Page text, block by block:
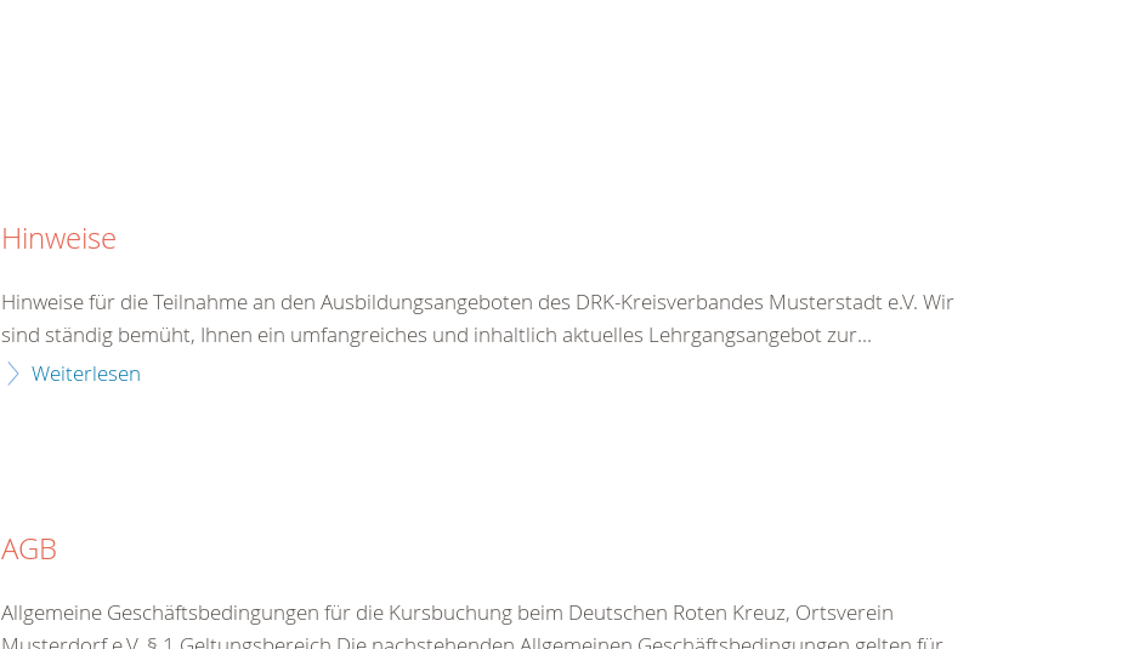
Hinweise
Hinweise für die Teilnahme an den Ausbildungsangeboten des DRK-Kreisverbandes Musterstadt e.V. Wir
sind ständig bemüht, Ihnen ein umfangreiches und inhaltlich aktuelles Lehrgangsangebot zur...
Weiterlesen
AGB
Allgemeine Geschäftsbedingungen für die Kursbuchung beim Deutschen Roten Kreuz, Ortsverein